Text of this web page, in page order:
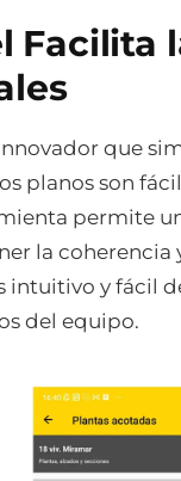
Facilita
que
planos son
permite
la
intuitivo y fácil
del equipo.